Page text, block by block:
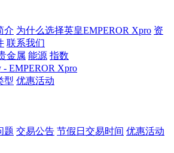
介 为什么选择英皇EMPEROR Xpro 资
联系我们
金属 能源 指数
- EMPEROR Xpro
型 优惠活动
题 交易公告 节假日交易时间 优惠活动